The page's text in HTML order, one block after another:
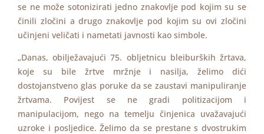
se ne može sotonizirati jedno znakovlje pod kojim su se
činili zločini a drugo znakovlje pod kojim su ovi zločini
učinjeni veličati i nametati javnosti kao simbole.
„Danas, obilježavajući 75. obljetnicu bleiburških žrtava,
koje su bile žrtve mržnje i nasilja, želimo dići
dostojanstveno glas poruke da se zaustavi manipuliranje
žrtvama. Povijest se ne gradi politizacijom i
manipulacijom, nego na temelju činjenica uvažavajući
uzroke i posljedice. Želimo da se prestane s dvostrukim